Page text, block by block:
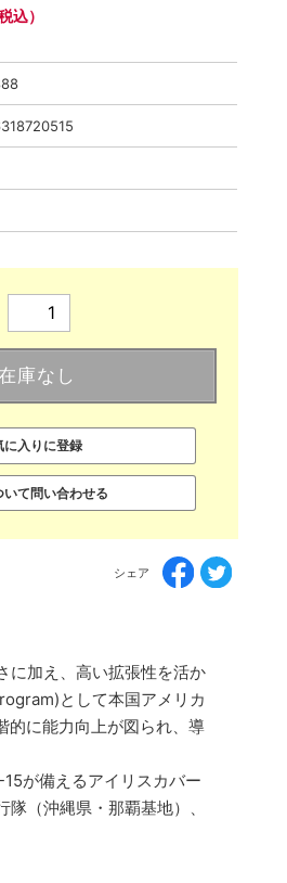
込）
庫なし
に入りに登録
いて問い合わせる
シェア
に加え、高い拡張性を活か
として本国アメリカ
的に能力向上が図られ、導
が備えるアイリスカバー
（沖縄県・那覇基地）、